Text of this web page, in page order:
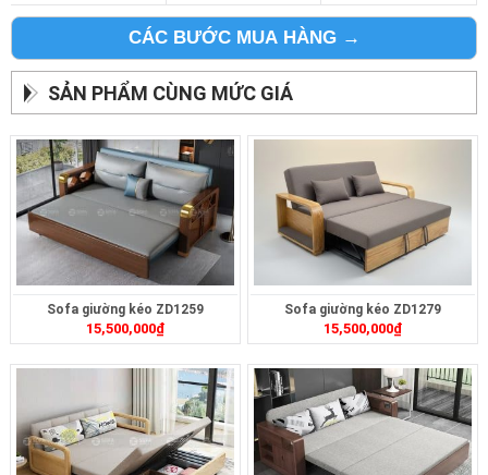
CÁC BƯỚC MUA HÀNG →
SẢN PHẨM CÙNG MỨC GIÁ
Sofa giường kéo ZD1259
15,500,000₫
Sofa giường kéo ZD1279
15,500,000₫